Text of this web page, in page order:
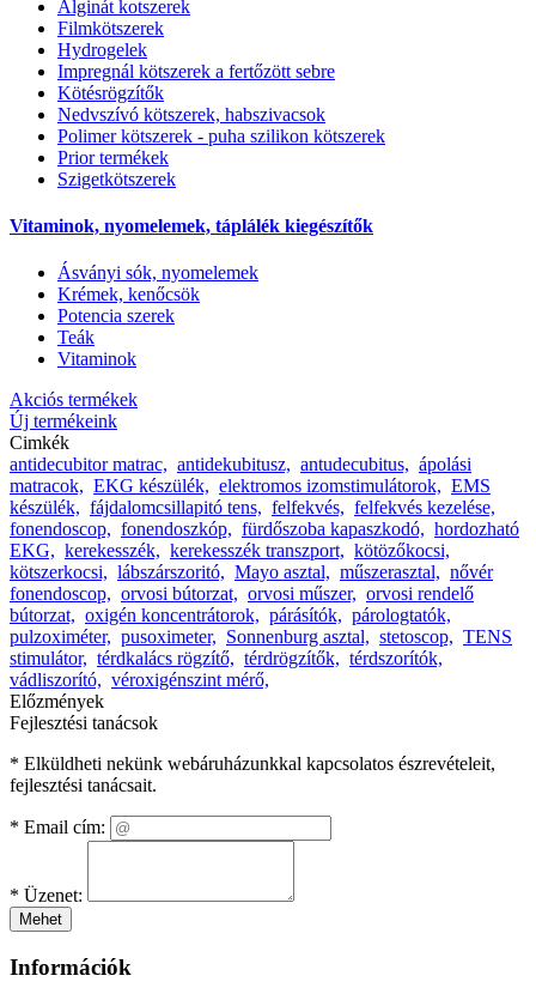
Alginát kotszerek
Filmkötszerek
Hydrogelek
Impregnál kötszerek a fertőzött sebre
Kötésrögzítők
Nedvszívó kötszerek, habszivacsok
Polimer kötszerek - puha szilikon kötszerek
Prior termékek
Szigetkötszerek
Vitaminok, nyomelemek, táplálék kiegészítők
Ásványi sók, nyomelemek
Krémek, kenőcsök
Potencia szerek
Teák
Vitaminok
Akciós termékek
Új termékeink
Cimkék
antidecubitor matrac, antidekubitusz, antudecubitus, ápolási
matracok, EKG készülék, elektromos izomstimulátorok, EMS
készülék, fájdalomcsillapitó tens, felfekvés, felfekvés kezelése,
fonendoscop, fonendoszkóp, fürdőszoba kapaszkodó, hordozható
EKG, kerekesszék, kerekesszék transzport, kötözőkocsi,
kötszerkocsi, lábszárszoritó, Mayo asztal, műszerasztal, nővér
fonendoscop, orvosi bútorzat, orvosi műszer, orvosi rendelő
bútorzat, oxigén koncentrátorok, párásítók, párologtatók,
pulzoximéter, pusoximeter, Sonnenburg asztal, stetoscop, TENS
stimulátor, térdkalács rögzítő, térdrögzítők, térdszorítók,
vádliszorító, véroxigénszint mérő,
Előzmények
Fejlesztési tanácsok
* Elküldheti nekünk webáruházunkkal kapcsolatos észrevételeit,
fejlesztési tanácsait.
* Email cím:
* Üzenet:
Mehet
Információk